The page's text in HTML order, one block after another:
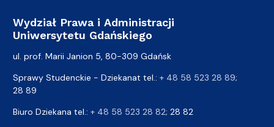
Wydział Prawa i Administracji
Uniwersytetu Gdańskiego
ul. prof. Marii Janion 5, 80-309 Gdańsk
Sprawy Studenckie - Dziekanat tel.: + 48 58 523 28 89;
28 89
Biuro Dziekana tel.: + 48 58 523 28 82; 28 82